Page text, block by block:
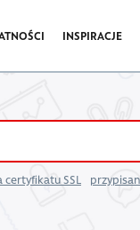
INSPIRACJE
SSL